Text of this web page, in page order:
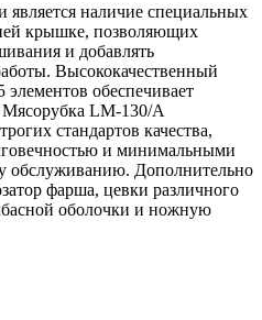
наличие специальных
крышке, позволяющих
и добавлять
Высококачественный
обеспечивает
LM-130/A
стандартов качества,
и минимальными
обслуживанию. Дополнительно
фарша, цевки различного
оболочки и ножную